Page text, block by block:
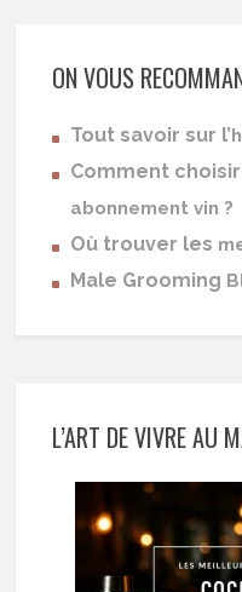
ON VOUS
Tout savoir sur l’
Comment
abonnement vin ?
Où trouver les
Male Grooming
L’ART DE VIVRE AU